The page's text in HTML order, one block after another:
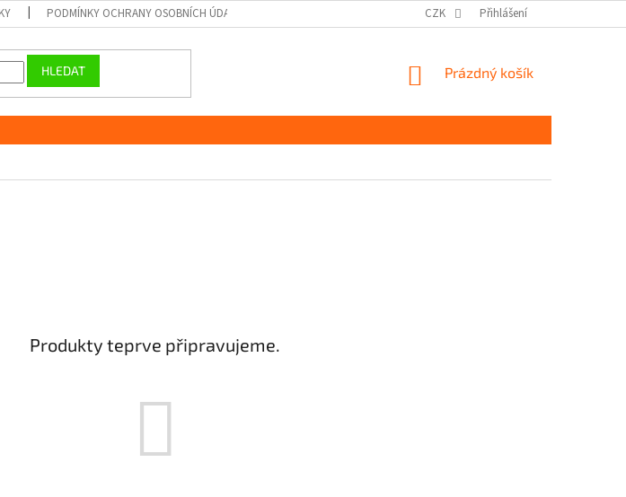
PODMÍNKY OCHRANY OSOBNÍCH ÚDAJŮ GDPR CZK Přihlášení
HLEDAT
NÁKUPNÍ
Prázdný košík
Produkty teprve připravujeme.